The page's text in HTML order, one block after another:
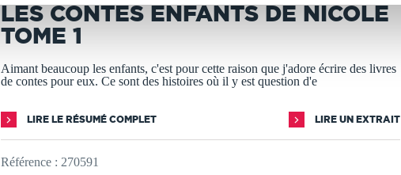
LES CONTES ENFANTS DE NICOLE
TOME 1
Aimant beaucoup les enfants, c'est pour cette raison que j'adore écrire des livres
de contes pour eux. Ce sont des histoires où il y est question d'e
LIRE LE RÉSUMÉ COMPLET LIRE UN EXTRAIT
Référence : 270591